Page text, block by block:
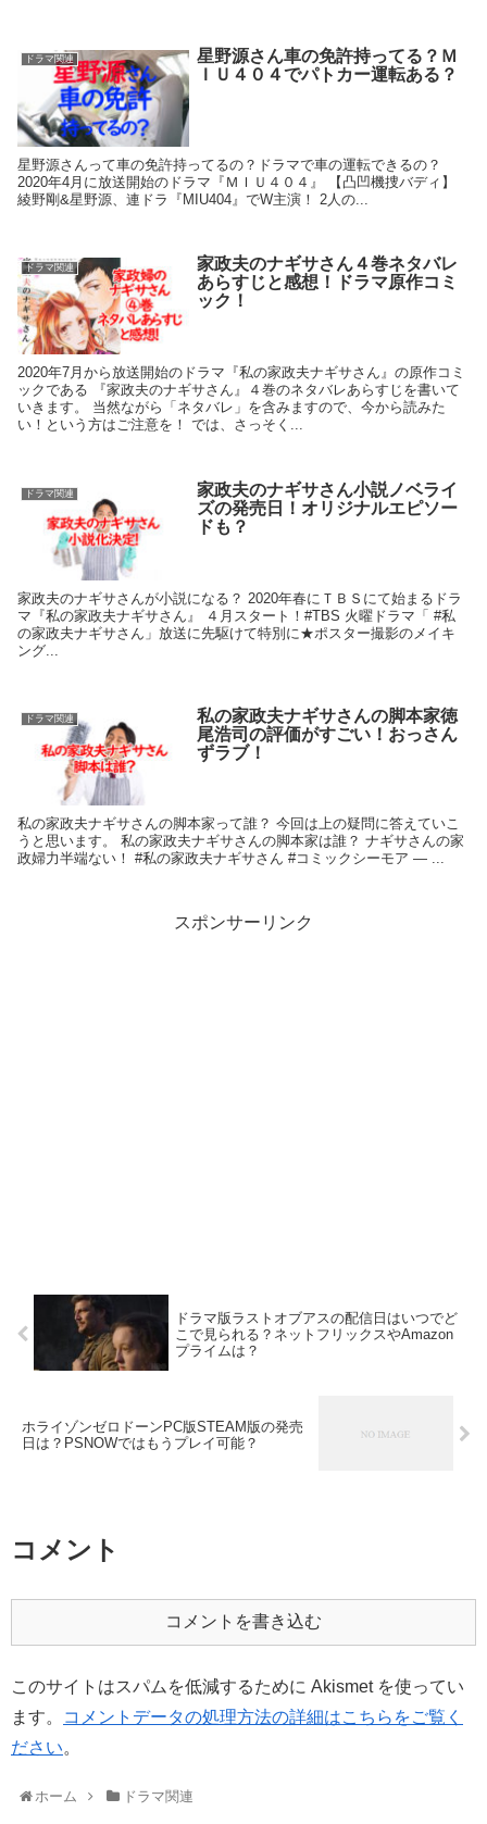
ドラマ関連
星野源さん車の免許持ってる？Ｍ
ＩＵ４０４でパトカー運転ある？
星野源さんって車の免許持ってるの？ドラマで車の運転できるの？
2020年4月に放送開始のドラマ『ＭＩＵ４０４』 【凸凹機捜バディ】
綾野剛&星野源、連ドラ『MIU404』でW主演！ 2人の...
ドラマ関連
家政夫のナギサさん４巻ネタバレ
あらすじと感想！ドラマ原作コミ
ック！
2020年7月から放送開始のドラマ『私の家政夫ナギサさん』の原作コミ
ックである 『家政夫のナギサさん』４巻のネタバレあらすじを書いて
いきます。 当然ながら「ネタバレ」を含みますので、今から読みた
い！という方はご注意を！ では、さっそく...
ドラマ関連
家政夫のナギサさん小説ノベライ
ズの発売日！オリジナルエピソー
ドも？
家政夫のナギサさんが小説になる？ 2020年春にＴＢＳにて始まるドラ
マ『私の家政夫ナギサさん』 ４月スタート！#TBS 火曜ドラマ「 #私
の家政夫ナギサさん」放送に先駆けて特別に★ポスター撮影のメイキ
ング...
ドラマ関連
私の家政夫ナギサさんの脚本家徳
尾浩司の評価がすごい！おっさん
ずラブ！
私の家政夫ナギサさんの脚本家って誰？ 今回は上の疑問に答えていこ
うと思います。 私の家政夫ナギサさんの脚本家は誰？ ナギサさんの家
政婦力半端ない！ #私の家政夫ナギサさん #コミックシーモア — ...
スポンサーリンク
ドラマ版ラストオブアスの配信日はいつでど
こで見られる？ネットフリックスやAmazon
プライムは？
ホライゾンゼロドーンPC版STEAM版の発売
日は？PSNOWではもうプレイ可能？
コメント
コメントを書き込む
このサイトはスパムを低減するために Akismet を使ってい
ます。
コメントデータの処理方法の詳細はこちらをご覧く
ださい。
ホーム ドラマ関連